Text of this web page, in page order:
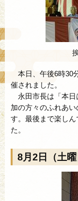
本日、午後6時30
催されました。
永田市長は「本日
加の方々のふれあ
す。最後まで楽し
た。
8月2日（土